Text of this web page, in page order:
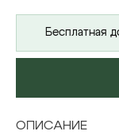
Бесплатная
ОПИСАНИЕ